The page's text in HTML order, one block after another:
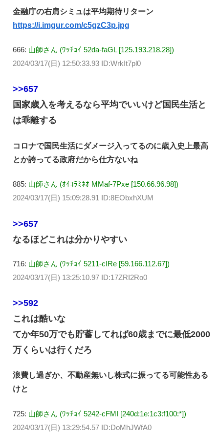
金融庁の右肩シミュは平均期待リターン
https://i.imgur.com/c5gzC3p.jpg
666: 山師さん (ﾜｯﾁｮｲ 52da-faGL [125.193.218.28])
2024/03/17(日) 12:50:33.93 ID:WrkIt7pl0
>>657
国家歳入を考えるなら平均でいいけど国民生活と
は乖離する
コロナで国民生活にダメージ入ってるのに歳入史上最高
とか誇ってる政府だから仕方ないね
885: 山師さん (ｵｲｺﾗﾐﾈｵ MMaf-7Pxe [150.66.96.98])
2024/03/17(日) 15:09:28.91 ID:8EObxhXUM
>>657
なるほどこれは分かりやすい
716: 山師さん (ﾜｯﾁｮｲ 5211-cIRe [59.166.112.67])
2024/03/17(日) 13:25:10.97 ID:17ZRI2Ro0
>>592
これは酷いな
てか年50万でも貯蓄してれば60歳までに最低2000
万くらいは行くだろ
浪費し過ぎか、不動産無いし株式に振ってる可能性ある
けと
725: 山師さん (ﾜｯﾁｮｲ 5242-cFMI [240d:1e:1c3:f100:*])
2024/03/17(日) 13:29:54.57 ID:DoMhJWfA0